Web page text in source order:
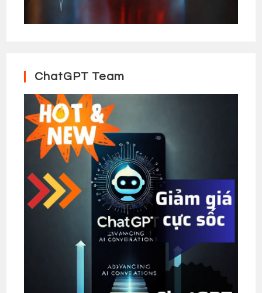
ChatGPT Team